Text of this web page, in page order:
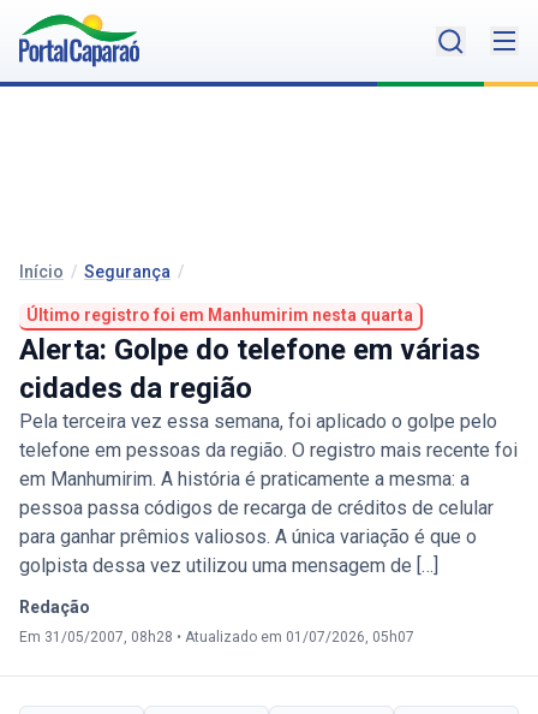
Início / Segurança /
Último registro foi em Manhumirim nesta quarta
Alerta: Golpe do telefone em várias
cidades da região
Pela terceira vez essa semana, foi aplicado o golpe pelo
telefone em pessoas da região. O registro mais recente foi
em Manhumirim. A história é praticamente a mesma: a
pessoa passa códigos de recarga de créditos de celular
para ganhar prêmios valiosos. A única variação é que o
golpista dessa vez utilizou uma mensagem de […]
Redação
Em 31/05/2007, 08h28 • Atualizado em 01/07/2026, 05h07